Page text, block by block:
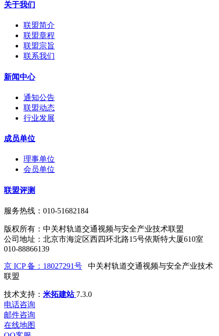
关于我们
联盟简介
联盟章程
联盟宗旨
联系我们
新闻中心
通知公告
联盟动态
行业发展
成员单位
理事单位
会员单位
联盟评测
服务热线：010-51682184
版权所有：中关村轨道交通视频与安全产业技术联盟
公司地址：北京市海淀区西四环北路15号依斯特大厦610室
010-88866139
京 ICP 备：18027291号 中关村轨道交通视频与安全产业技术
联盟
技术支持： 米拓建站 7.3.0
电话咨询
邮件咨询
在线地图